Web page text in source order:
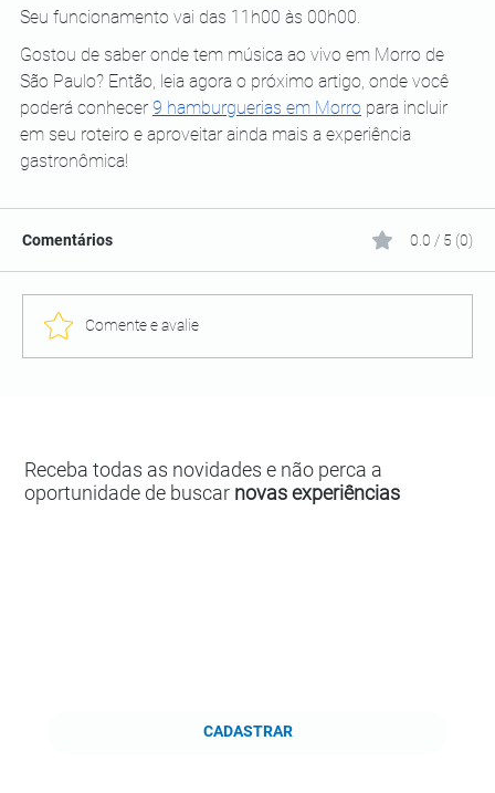
Seu funcionamento vai das 11h00 às 00h00.
Gostou de saber onde tem música ao vivo em Morro de
São Paulo? Então, leia agora o próximo artigo, onde você
poderá conhecer 9 hamburguerias em Morro para incluir
em seu roteiro e aproveitar ainda mais a experiência
gastronômica!
Comentários 0.0 / 5 (0)
Comente e avalie
Receba todas as novidades e não perca a
oportunidade de buscar novas experiências
CADASTRAR